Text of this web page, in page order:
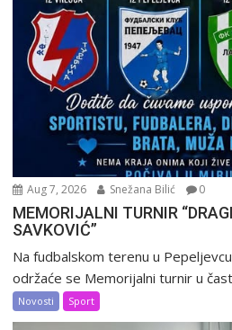
Aug 7, 2026 Snežana Bilić 0
MEMORIJALNI TURNIR
SAVKOVIĆ”
Na fudbalskom terenu u
održaće se Memorijalni turnir u čast
Novosti Sport